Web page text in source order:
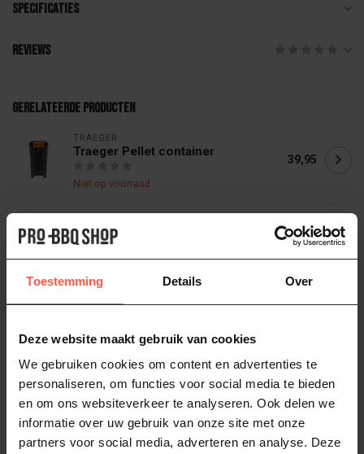
Toestemming Details Over
Deze website maakt gebruik van cookies
We gebruiken cookies om content en advertenties te
personaliseren, om functies voor social media te bieden
en om ons websiteverkeer te analyseren. Ook delen we
informatie over uw gebruik van onze site met onze
partners voor social media, adverteren en analyse. Deze
Specificaties
Reviews
Gerelateerde producten
TRAEGER
Traeger Pellet container
Niet op voorraad
39,95
TRAEGER
Traeger Hickory pellets 9kg
22,95
Op voorraad
TRAEGER
Traeger Schoonmaakborstel
Op voorraad
34,95